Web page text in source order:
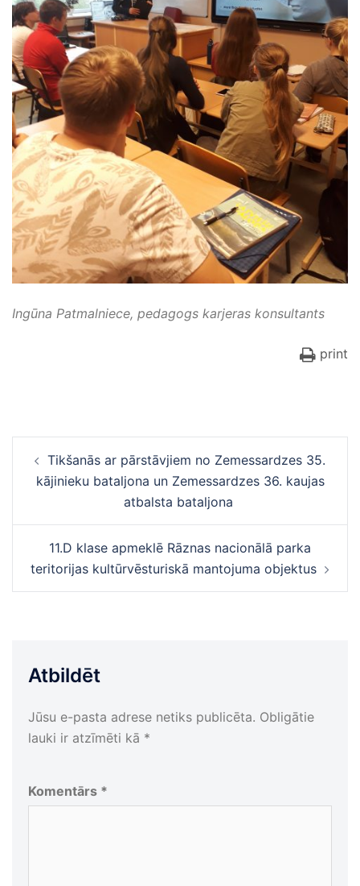
Ingūna Patmalniece, pedagogs karjeras konsultants
print
navigācija
Tikšanās ar pārstāvjiem no Zemessardzes 35.
kājinieku bataljona un Zemessardzes 36. kaujas
atbalsta bataljona
11.D klase apmeklē Rāznas nacionālā parka
teritorijas kultūrvēsturiskā mantojuma objektus
Atbildēt
Jūsu e-pasta adrese netiks publicēta. Obligātie
lauki ir atzīmēti kā *
Komentārs *